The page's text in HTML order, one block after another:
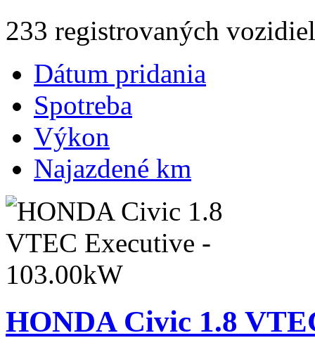
233 registrovaných vozidiel
Dátum pridania
Spotreba
Výkon
Najazdené km
HONDA Civic 1.8